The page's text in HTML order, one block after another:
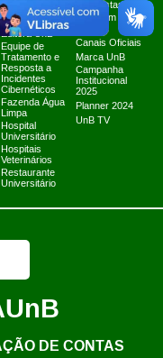
Biblioteca
Central
Editora UnB
Equipe de
Tratamento e
Resposta a
Incidentes
Cibernéticos
Fazenda Água
Limpa
Hospital
Universitário
Hospitais
Veterinários
Restaurante
Universitário
Jornalistas
Fale com a
Canais Oficiais
Marca UnB
Campanha
Institucional
2025
Planner 2024
UnB TV
UnB
DE CONTAS